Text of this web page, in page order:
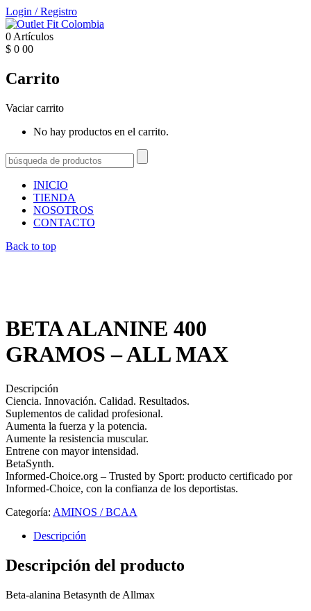
Login /Registro
0 Artículos
$ 0 00
Carrito
Vaciar carrito
No hay productos en el carrito.
INICIO
TIENDA
NOSOTROS
CONTACTO
Back to top
BETA ALANINE 400
GRAMOS – ALL MAX
Descripción
Ciencia. Innovación. Calidad. Resultados.
Suplementos de calidad profesional.
Aumenta la fuerza y la potencia.
Aumente la resistencia muscular.
Entrene con mayor intensidad.
BetaSynth.
Informed-Choice.org – Trusted by Sport: producto certificado por
Informed-Choice, con la confianza de los deportistas.
Categoría: AMINOS / BCAA
Descripción
Descripción del producto
Beta-alanina Betasynth de Allmax